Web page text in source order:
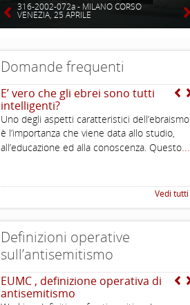
316-2002-072a - MILANO CORSO
VENEZIA, 25 APRILE
Domande frequenti
E’ vero che gli ebrei sono tutti
intelligenti?
Uno degli aspetti caratteristici dell’ebraismo
è l’importanza che viene data allo studio,
all’educazione ed alla conoscenza. Questo...
Vedi tutti
Definizioni operative
sull’antisemitismo
EUMC , definizione operativa di
antisemitismo